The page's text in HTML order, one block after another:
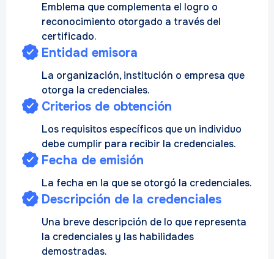
Emblema que complementa el logro o
reconocimiento otorgado a través del
certificado.
Entidad emisora
La organización, institución o empresa que
otorga la credenciales.
Criterios de obtención
Los requisitos específicos que un individuo
debe cumplir para recibir la credenciales.
Fecha de emisión
La fecha en la que se otorgó la credenciales.
Descripción de la credenciales
Una breve descripción de lo que representa
la credenciales y las habilidades
demostradas.